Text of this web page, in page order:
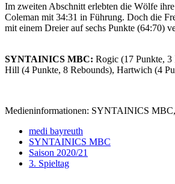
Im zweiten Abschnitt erlebten die Wölfe
Coleman mit 34:31 in Führung. Doch die
mit einem Dreier auf sechs Punkte (64:70)
SYNTAINICS MBC: Rogic (17 Punkte, 3
Hill (4 Punkte, 8 Rebounds), Hartwich (4
Medieninformationen: SYNTAINICS MBC,
medi bayreuth
SYNTAINICS MBC
Saison 2020/21
3. Spieltag